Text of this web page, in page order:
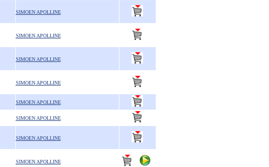
SIMOEN APOLLINE
SIMOEN APOLLINE
SIMOEN APOLLINE
SIMOEN APOLLINE
SIMOEN APOLLINE
SIMOEN APOLLINE
SIMOEN APOLLINE
SIMOEN APOLLINE